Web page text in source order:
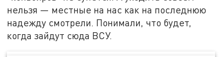
нельзя — местные на нас как на последнюю
надежду смотрели. Понимали, что будет,
когда зайдут сюда ВСУ.